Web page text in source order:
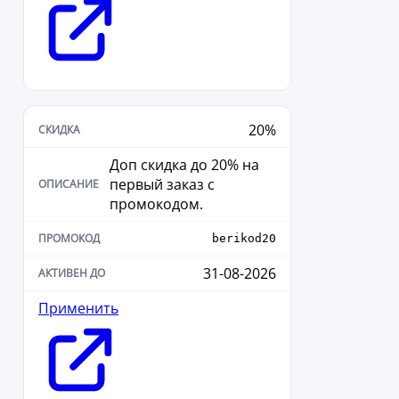
20%
Доп скидка до 20% на
первый заказ с
промокодом.
berikod20
31-08-2026
Применить